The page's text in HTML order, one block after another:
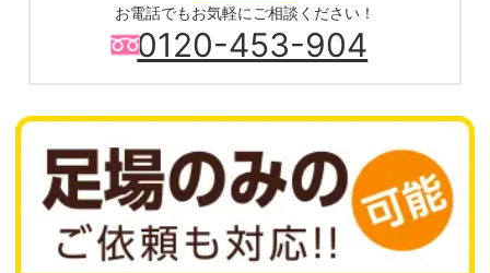
お電話でもお気軽にご相談ください！
0120-453-904